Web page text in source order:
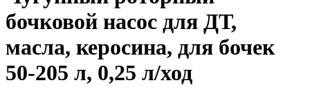
бочковой насос для ДТ,
масла, керосина, для бочек
50-205 л, 0,25 л/ход